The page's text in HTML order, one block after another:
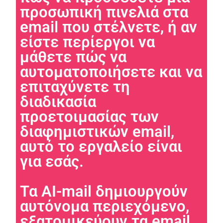
προσωπική πινελιά στα
email που στέλνετε, ή αν
είστε περίεργοι να
μάθετε πώς να
αυτοματοποιήσετε και να
επιταχύνετε τη
διαδικασία
προετοιμασίας των
διαφημιστικών email,
αυτό το εργαλείο είναι
για εσάς.
Τα AI-mail δημιουργούν
αυτόνομα περιεχόμενο,
In order for
us to
improve the
website's
functionality
based on
how the
website is
used.
Experience
In order for
our website
visit. If you
refuse these
cookies,
some